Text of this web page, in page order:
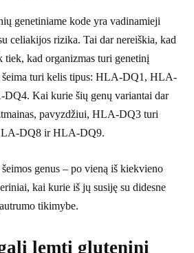
genetiniame kode yra vadinamieji
celiakijos rizika. Tai dar nereiškia, kad
kad organizmas turi genetinį
turi kelis tipus: HLA-DQ1, HLA-
Kai kurie šių genų variantai dar
pavyzdžiui, HLA-DQ3 turi
DQ8 ir HLA-DQ9.
genus – po vieną iš kiekvieno
kai kurie iš jų susiję su didesne
tikimybe.
lemti gluteninį